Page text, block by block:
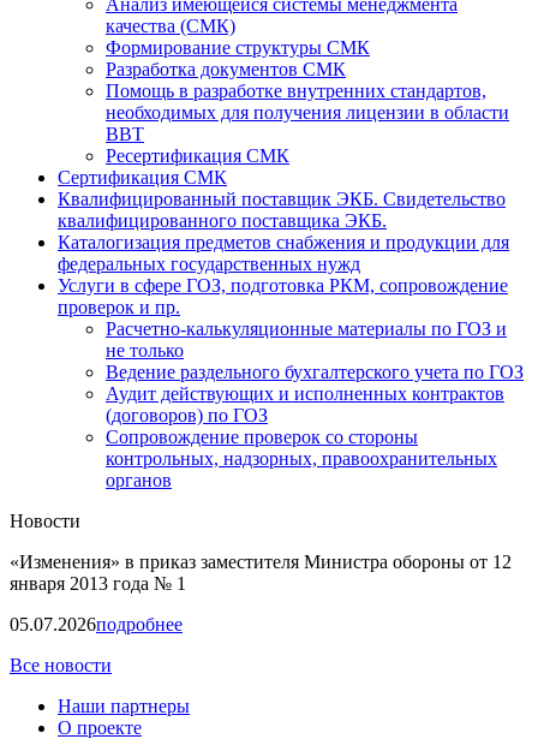
Анализ имеющейся системы менеджмента
качества (СМК)
Формирование структуры СМК
Разработка документов СМК
Помощь в разработке внутренних стандартов,
необходимых для получения лицензии в области
ВВТ
Ресертификация СМК
Сертификация СМК
Квалифицированный поставщик ЭКБ. Свидетельство
квалифицированного поставщика ЭКБ.
Каталогизация предметов снабжения и продукции для
федеральных государственных нужд
Услуги в сфере ГОЗ, подготовка РКМ, сопровождение
проверок и пр.
Расчетно-калькуляционные материалы по ГОЗ и
не только
Ведение раздельного бухгалтерского учета по ГОЗ
Аудит действующих и исполненных контрактов
(договоров) по ГОЗ
Cопровождение проверок со стороны
контрольных, надзорных, правоохранительных
органов
Новости
«Изменения» в приказ заместителя Министра обороны от 12
января 2013 года № 1
05.07.2026подробнее
Все новости
Наши партнеры
О проекте